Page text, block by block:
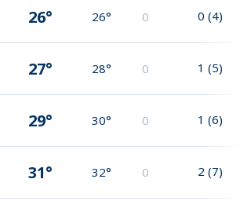
26° 26° 0 0 (4)
27° 28° 0 1 (5)
29° 30° 0 1 (6)
31° 32° 0 2 (7)